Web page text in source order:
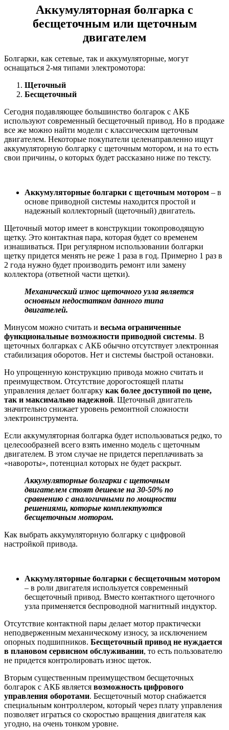
Аккумуляторная болгарка с
бесщеточным или щеточным
двигателем
Болгарки, как сетевые, так и аккумуляторные, могут
оснащаться 2-мя типами электромотора:
Щеточный
Бесщеточный
Сегодня подавляющее большинство болгарок с АКБ
используют современный бесщеточный привод. Но в продаже
все же можно найти модели с классическим щеточным
двигателем. Некоторые покупатели целенаправленно ищут
аккумуляторную болгарку с щеточным мотором, и на то есть
свои причины, о которых будет рассказано ниже по тексту.
Аккумуляторные болгарки с щеточным мотором – в
основе приводной системы находится простой и
надежный коллекторный (щеточный) двигатель.
Щеточный мотор имеет в конструкции токопроводящую
щетку. Это контактная пара, которая будет со временем
изнашиваться. При регулярном использовании болгарки
щетку придется менять не реже 1 раза в год. Примерно 1 раз в
2 года нужно будет производить ремонт или замену
коллектора (ответной части щетки).
Механический износ щеточного узла является
основным недостатком данного типа
двигателей.
Минусом можно считать и весьма ограниченные
функциональные возможности приводной системы. В
щеточных болгарках с АКБ обычно отсутствует электронная
стабилизация оборотов. Нет и системы быстрой остановки.
Но упрощенную конструкцию привода можно считать и
преимуществом. Отсутствие дорогостоящей платы
управления делает болгарку как более доступной по цене,
так и максимально надежной. Щеточный двигатель
значительно снижает уровень ремонтной сложности
электроинструмента.
Если аккумуляторная болгарка будет использоваться редко, то
целесообразней всего взять именно модель с щеточным
двигателем. В этом случае не придется переплачивать за
«навороты», потенциал которых не будет раскрыт.
Аккумуляторные болгарки с щеточным
двигателем стоят дешевле на 30-50% по
сравнению с аналогичными по мощности
решениями, которые комплектуются
бесщеточным мотором.
Как выбрать аккумуляторную болгарку с цифровой
настройкой привода.
Аккумуляторные болгарки с бесщеточным мотором
– в роли двигателя используется современный
бесщеточный привод. Вместо контактного щеточного
узла применяется беспроводной магнитный индуктор.
Отсутствие контактной пары делает мотор практически
неподверженным механическому износу, за исключением
опорных подшипников. Бесщеточный привод не нуждается
в плановом сервисном обслуживании, то есть пользователю
не придется контролировать износ щеток.
Вторым существенным преимуществом бесщеточных
болгарок с АКБ является возможность цифрового
управления оборотами. Бесщеточный мотор снабжается
специальным контроллером, который через плату управления
позволяет играться со скоростью вращения двигателя как
угодно, на очень тонком уровне.